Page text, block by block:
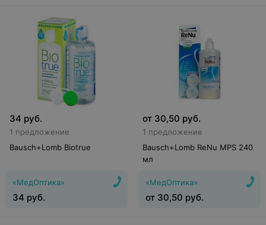
34 руб.
1 предложение
Bausch+Lomb Biotrue
«МедОптика»
34 руб.
от 30,50 руб.
1 предложение
Bausch+Lomb ReNu MPS 240
мл
«МедОптика»
от 30,50 руб.